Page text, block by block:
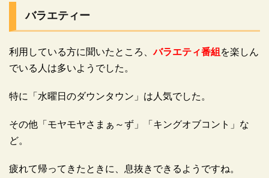
バラエティー
利用している方に聞いたところ、バラエティ番組 を楽しん
でいる人は多いようでした。
特に「水曜日のダウンタウン」は人気でした。
その他「モヤモヤさまぁ～ず」「キングオブコント」な
ど。
疲れて帰ってきたときに、息抜きできるようですね。